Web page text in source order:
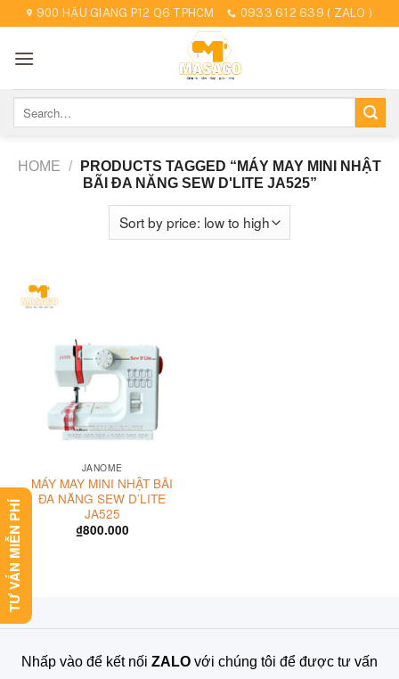
Skip
to
content
900 HẬU GIANG P12 Q6 TPHCM 0933 612 639 ( ZALO )
for:
HOME /
PRODUCTS TAGGED “MÁY MAY MINI NHẬT
BÃI ĐA NĂNG SEW D'LITE JA525”
JANOME
MÁY MAY MINI NHẬT BÃI
ĐA NĂNG SEW D’LITE
JA525
₫800.000
Nhấp vào để kết nối ZALO với chúng tôi để được tư vấn
TƯ VẤN MIỄN PHÍ